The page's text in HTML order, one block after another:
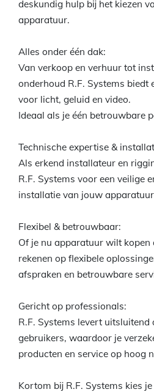
deskundig hulp bij het kiezen
apparatuur.
Alles onder één dak:
Van verkoop en verhuur tot
onderhoud R.F. Systems biedt
voor licht, geluid en video.
Ideaal als je één betrouwbare
Technische expertise &
Als erkend installateur en
R.F. Systems voor een veilige
installatie van jouw
Flexibel & betrouwbaar:
Of je nu apparatuur wilt kopen
rekenen op flexibele
afspraken en betrouwbare
Gericht op professionals:
R.F. Systems levert uitsluitend
gebruikers, waardoor je
producten en service op hoog
Kortom bij R.F. Systems kies